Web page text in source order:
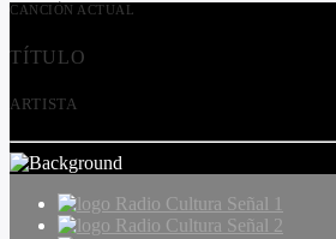
CANCIÓN ACTUAL
TÍTULO
ARTISTA
Radio Cultura Señal 1
Radio Cultura Señal 2